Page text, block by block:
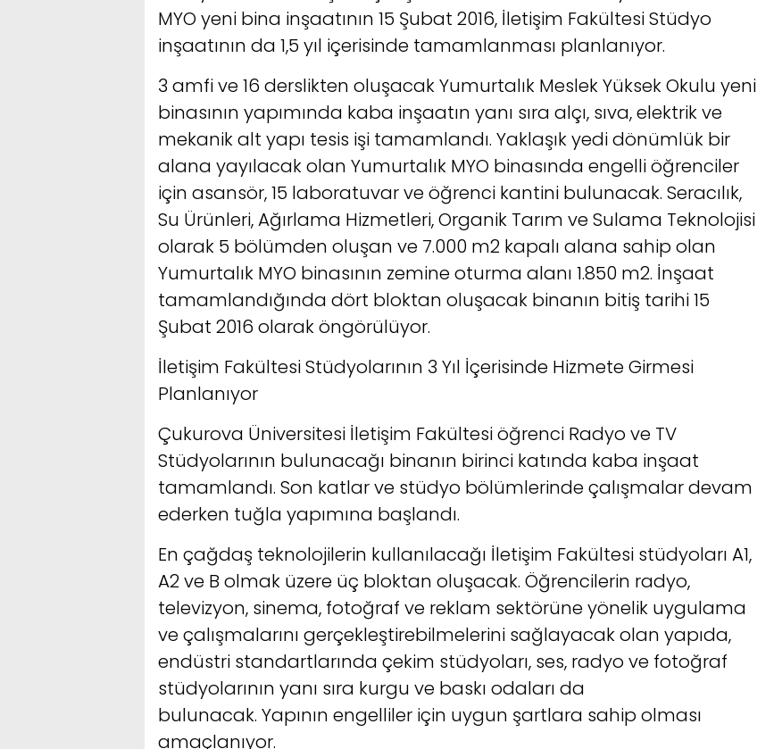
MYO yeni bina inşaatının 15 Şubat 2016, İletişim Fakültesi Stüdyo
inşaatının da 1,5 yıl içerisinde tamamlanması planlanıyor.
3 amfi ve 16 derslikten oluşacak Yumurtalık Meslek Yüksek Okulu yeni
binasının yapımında kaba inşaatın yanı sıra alçı, sıva, elektrik ve
mekanik alt yapı tesis işi tamamlandı. Yaklaşık yedi dönümlük bir
alana yayılacak olan Yumurtalık MYO binasında engelli öğrenciler
için asansör, 15 laboratuvar ve öğrenci kantini bulunacak. Seracılık,
Su Ürünleri, Ağırlama Hizmetleri, Organik Tarım ve Sulama Teknolojisi
olarak 5 bölümden oluşan ve 7.000 m2 kapalı alana sahip olan
Yumurtalık MYO binasının zemine oturma alanı 1.850 m2. İnşaat
tamamlandığında dört bloktan oluşacak binanın bitiş tarihi 15
Şubat 2016 olarak öngörülüyor.
İletişim Fakültesi Stüdyolarının 3 Yıl İçerisinde Hizmete Girmesi
Planlanıyor
Çukurova Üniversitesi İletişim Fakültesi öğrenci Radyo ve TV
Stüdyolarının bulunacağı binanın birinci katında kaba inşaat
tamamlandı. Son katlar ve stüdyo bölümlerinde çalışmalar devam
ederken tuğla yapımına başlandı.
En çağdaş teknolojilerin kullanılacağı İletişim Fakültesi stüdyoları A1,
A2 ve B olmak üzere üç bloktan oluşacak. Öğrencilerin radyo,
televizyon, sinema, fotoğraf ve reklam sektörüne yönelik uygulama
ve çalışmalarını gerçekleştirebilmelerini sağlayacak olan yapıda,
endüstri standartlarında çekim stüdyoları, ses, radyo ve fotoğraf
stüdyolarının yanı sıra kurgu ve baskı odaları da
bulunacak. Yapının engelliler için uygun şartlara sahip olması
amaçlanıyor.